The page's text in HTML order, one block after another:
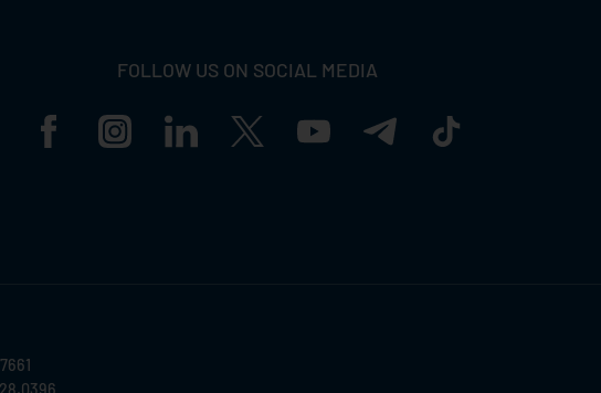
FOLLOW US ON SOCIAL MEDIA